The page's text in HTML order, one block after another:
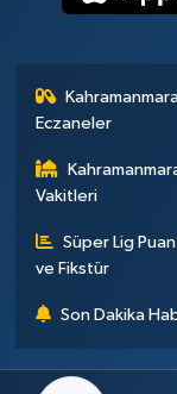
Eczaneler
Vakitleri
Süper Lig
ve Fikstür
Son Dakika